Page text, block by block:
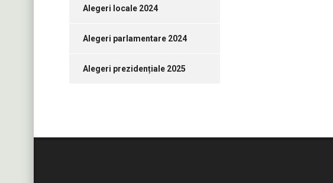
Alegeri locale 2024
Alegeri parlamentare 2024
Alegeri prezidențiale 2025